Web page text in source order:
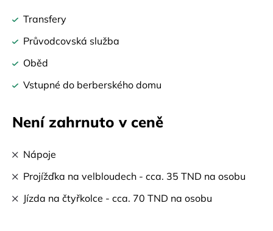
Transfery
Průvodcovská služba
Oběd
Vstupné do berberského domu
Není zahrnuto v ceně
Nápoje
Projížďka na velbloudech - cca. 35 TND na osobu
Jízda na čtyřkolce - cca. 70 TND na osobu